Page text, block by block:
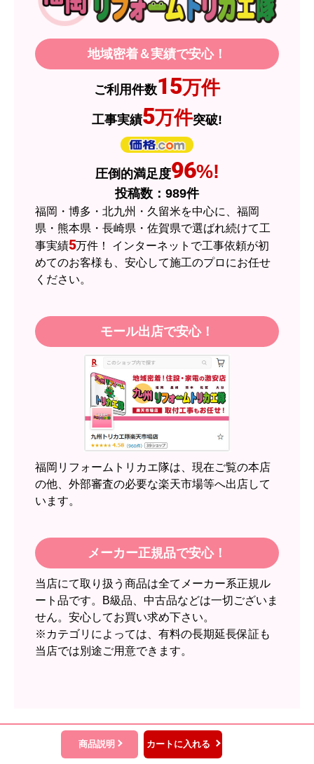
製品価格もですが、設置や保証なども充実してい
るので、今後も頼りになるショップの一つです。
2026年7月3日 19:01
欲しい商品をスムーズに注文できましたか？
ショップからの連絡や対応は適切でしたか？
予定の期日までに商品が届きましたか？
はい
商品の梱包は必要十分なものでしたか？
はい
またこのショップを利用したいですか？
【注文商品】エアコン・クーラー 【注
文時期】2026年05月頃（モバイルから）
【このショップを選んだ理由は？】
近隣のショップでしっかりやってくれそうだった
【注文からどのくらいで届きましたか？】
【その他感想・コメント】
2026年6月30日 23:50
欲しい商品をスムーズに注文できましたか？
はい
ショップからの連絡や対応は適切でしたか？
無回答
予定の期日までに商品が届きましたか？
またこのショップを利用したいですか？
いいえ
地域密着＆実績で安心！
ご利用件数15万件
工事実績5万件突破!
圧倒的満足度96%!
投稿数： 989件
福岡・博多・北九州・久留米を中心に、福岡
県・熊本県・長崎県・佐賀県で選ばれ続けて工
事実績5万件！ インターネットで工事依頼が初
めてのお客様も、安心して施工のプロにお任せ
ください。
モール出店で安心！
福岡リフォームトリカエ隊は、現在ご覧の本店
の他、外部審査の必要な楽天市場等へ出店して
います。
メーカー正規品で安心！
当店にて取り扱う商品は全てメーカー系正規ル
ート品です。B級品、中古品などは一切ございま
せん。安心してお買い求め下さい。
※カテゴリによっては、有料の長期延長保証も
当店では別途ご用意できます。
商品説明 カートに入れる